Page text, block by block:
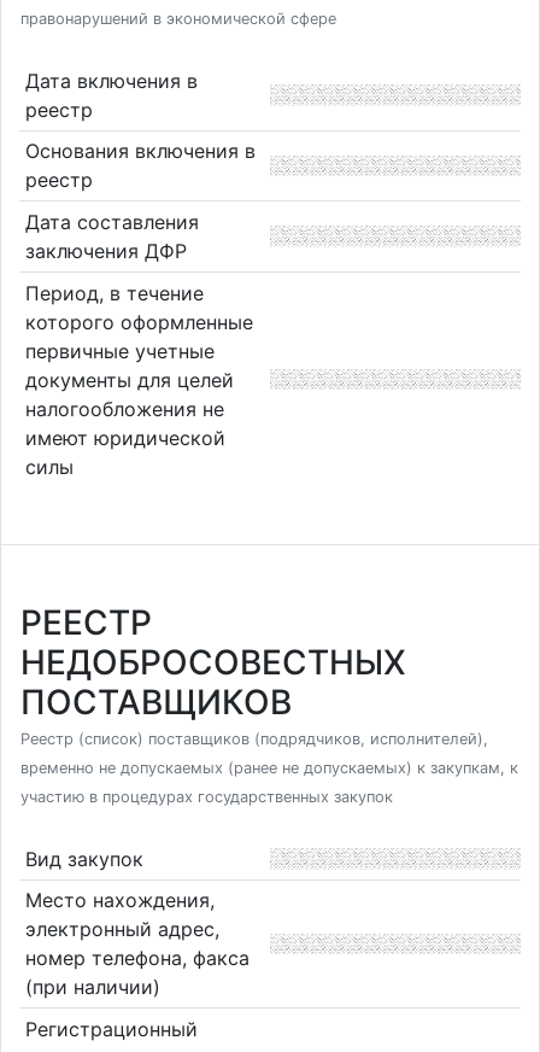
правонарушений в экономической сфере
Дата включения в
реестр
Основания включения в
реестр
Дата составления
заключения ДФР
Период, в течение
которого оформленные
первичные учетные
документы для целей
налогообложения не
имеют юридической
силы
РЕЕСТР
НЕДОБРОСОВЕСТНЫХ
ПОСТАВЩИКОВ
Реестр (список) поставщиков (подрядчиков, исполнителей),
временно не допускаемых (ранее не допускаемых) к закупкам, к
участию в процедурах государственных закупок
Вид закупок
Место нахождения,
электронный адрес,
номер телефона, факса
(при наличии)
Регистрационный